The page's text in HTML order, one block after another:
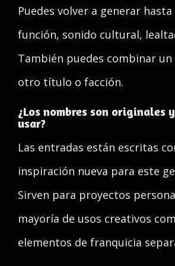
Puedes volver a generar
función, sonido cultural,
También puedes combinar
otro título o facción.
¿Los nombres son originales
usar?
Las entradas están escritas
inspiración nueva para este
Sirven para proyectos
mayoría de usos creativos
elementos de franquicia